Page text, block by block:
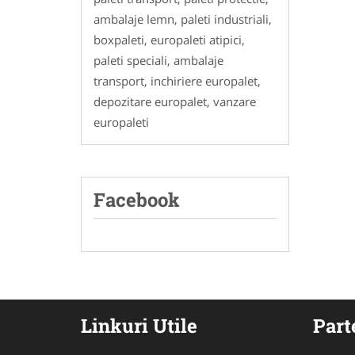
ambalaje lemn, paleti industriali,
boxpaleti, europaleti atipici,
paleti speciali, ambalaje
transport, inchiriere europalet,
depozitare europalet, vanzare
europaleti
Facebook
Linkuri Utile